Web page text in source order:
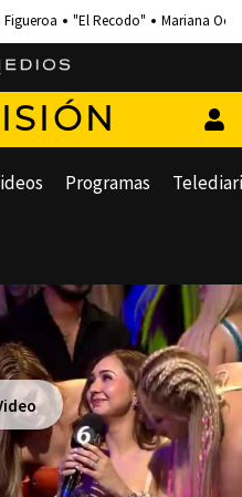
"El Recodo" Mariana
Programas